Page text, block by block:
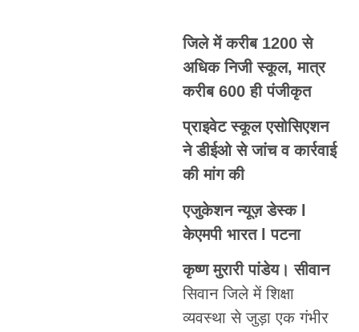
जिले में करीब 1200 से
अधिक निजी स्कूल, मात्र
करीब 600 ही पंजीकृत
प्राइवेट स्कूल एसोसिएशन
ने डीईओ से जांच व कार्रवाई
की मांग की
एजुकेशन न्यूज़ डेस्क l
केएमपी भारत l पटना
कृष्ण मुरारी पांडेय। सीवान
सिवान जिले में शिक्षा
व्यवस्था से जुड़ा एक गंभीर